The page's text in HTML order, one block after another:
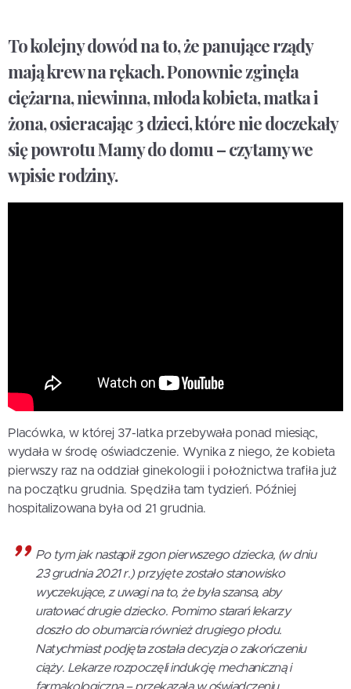
To kolejny dowód na to, że panujące rządy
mają krew na rękach. Ponownie zginęła
ciężarna, niewinna, młoda kobieta, matka i
żona, osieracając 3 dzieci, które nie doczekały
się powrotu Mamy do domu – czytamy we
wpisie rodziny.
Placówka, w której 37-latka przebywała ponad miesiąc,
wydała w środę oświadczenie. Wynika z niego, że kobieta
pierwszy raz na oddział ginekologii i położnictwa trafiła już
na początku grudnia. Spędziła tam tydzień. Później
hospitalizowana była od 21 grudnia.
Po tym jak nastąpił zgon pierwszego dziecka, (w dniu
23 grudnia 2021 r.) przyjęte zostało stanowisko
wyczekujące, z uwagi na to, że była szansa, aby
uratować drugie dziecko. Pomimo starań lekarzy
doszło do obumarcia również drugiego płodu.
Natychmiast podjęta została decyzja o zakończeniu
ciąży. Lekarze rozpoczęli indukcję mechaniczną i